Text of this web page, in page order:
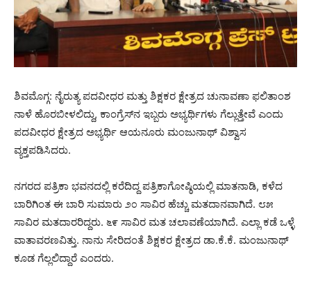
ಶಿವಮೊಗ್ಗ: ನೈರುತ್ಯ ಪದವೀಧರ ಮತ್ತು ಶಿಕ್ಷಕರ ಕ್ಷೇತ್ರದ ಚುನಾವಣಾ ಫಲಿತಾಂಶ
ನಾಳೆ ಹೊರಬೀಳಲಿದ್ದು, ಕಾಂಗ್ರೆಸ್‌ನ ಇಬ್ಬರು ಅಭ್ಯರ್ಥಿಗಳು ಗೆಲ್ಲುತ್ತೇವೆ ಎಂದು
ಪದವೀಧರ ಕ್ಷೇತ್ರದ ಅಭ್ಯರ್ಥಿ ಆಯನೂರು ಮಂಜುನಾಥ್ ವಿಶ್ವಾಸ
ವ್ಯಕ್ತಪಡಿಸಿದರು.
ನಗರದ ಪತ್ರಿಕಾ ಭವನದಲ್ಲಿ ಕರೆದಿದ್ದ ಪತ್ರಿಕಾಗೋಷ್ಠಿಯಲ್ಲಿ ಮಾತನಾಡಿ, ಕಳೆದ
ಬಾರಿಗಿಂತ ಈ ಬಾರಿ ಸುಮಾರು ೨೦ ಸಾವಿರ ಹೆಚ್ಚು ಮತದಾನವಾಗಿದೆ. ೮೫
ಸಾವಿರ ಮತದಾರರಿದ್ದರು. ೬೯ ಸಾವಿರ ಮತ ಚಲಾವಣೆಯಾಗಿದೆ. ಎಲ್ಲಾ ಕಡೆ ಒಳ್ಳೆ
ವಾತಾವರಣವಿತ್ತು. ನಾನು ಸೇರಿದಂತೆ ಶಿಕ್ಷಕರ ಕ್ಷೇತ್ರದ ಡಾ.ಕೆ.ಕೆ. ಮಂಜುನಾಥ್
ಕೂಡ ಗೆಲ್ಲಲಿದ್ದಾರೆ ಎಂದರು.